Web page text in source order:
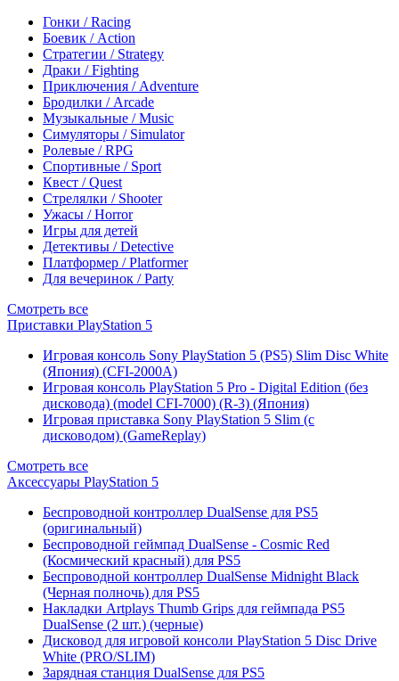
Гонки / Racing
Боевик / Action
Стратегии / Strategy
Драки / Fighting
Приключения / Adventure
Бродилки / Arcade
Музыкальные / Music
Симуляторы / Simulator
Ролевые / RPG
Спортивные / Sport
Квест / Quest
Стрелялки / Shooter
Ужасы / Horror
Игры для детей
Детективы / Detective
Платформер / Platformer
Для вечеринок / Party
Смотреть все
Приставки PlayStation 5
Игровая консоль Sony PlayStation 5 (PS5) Slim Disc White
(Япония) (CFI-2000A)
Игровая консоль PlayStation 5 Pro - Digital Edition (без
дисковода) (model CFI-7000) (R-3) (Япония)
Игровая приставка Sony PlayStation 5 Slim (с
дисководом) (GameReplay)
Смотреть все
Аксессуары PlayStation 5
Беспроводной контроллер DualSense для PS5
(оригинальный)
Беспроводной геймпад DualSense - Cosmic Red
(Космический красный) для PS5
Беспроводной контроллер DualSense Midnight Black
(Черная полночь) для PS5
Накладки Artplays Thumb Grips для геймпада PS5
DualSense (2 шт.) (черные)
Дисковод для игровой консоли PlayStation 5 Disc Drive
White (PRO/SLIM)
Зарядная станция DualSense для PS5